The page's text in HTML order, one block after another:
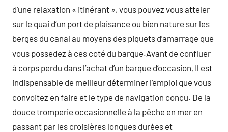
d’une relaxation « itinérant », vous pouvez vous atteler
sur le quai d’un port de plaisance ou bien nature sur les
berges du canal au moyens des piquets d’amarrage que
vous possedez à ces coté du barque.Avant de confluer
à corps perdu dans l’achat d’un barque d’occasion, Il est
indispensable de meilleur déterminer l’emploi que vous
convoitez en faire et le type de navigation conçu. De la
douce tromperie occasionnelle à la pêche en mer en
passant par les croisières longues durées et